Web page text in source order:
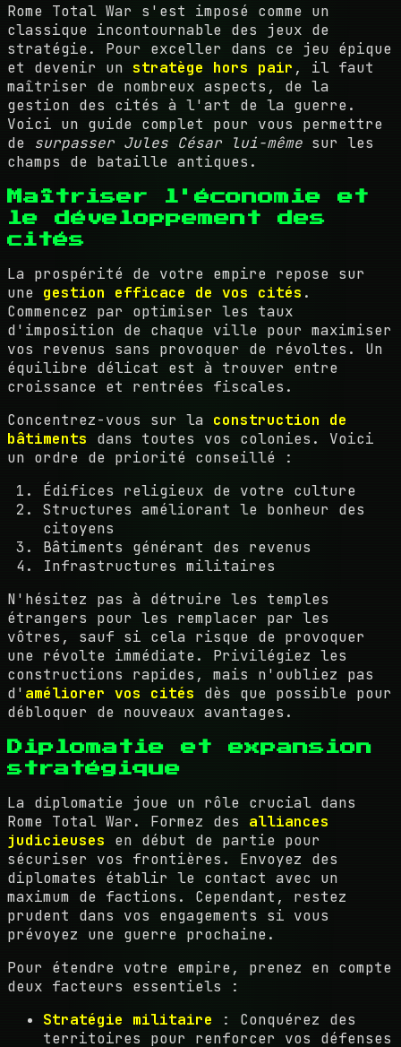
Rome Total War s'est imposé comme un
classique incontournable des jeux de
stratégie. Pour exceller dans ce jeu épique
et devenir un stratège hors pair , il faut
maîtriser de nombreux aspects, de la
gestion des cités à l'art de la guerre.
Voici un guide complet pour vous permettre
de surpasser Jules César lui-même sur les
champs de bataille antiques.
Maîtriser l'économie et
le développement des
cités
La prospérité de votre empire repose sur
une gestion efficace de vos cités .
Commencez par optimiser les taux
d'imposition de chaque ville pour maximiser
vos revenus sans provoquer de révoltes. Un
équilibre délicat est à trouver entre
croissance et rentrées fiscales.
Concentrez-vous sur la construction de
bâtiments dans toutes vos colonies. Voici
un ordre de priorité conseillé :
Édifices religieux de votre culture
Structures améliorant le bonheur des
citoyens
Bâtiments générant des revenus
Infrastructures militaires
N'hésitez pas à détruire les temples
étrangers pour les remplacer par les
vôtres, sauf si cela risque de provoquer
une révolte immédiate. Privilégiez les
constructions rapides, mais n'oubliez pas
d' améliorer vos cités dès que possible pour
débloquer de nouveaux avantages.
Diplomatie et expansion
stratégique
La diplomatie joue un rôle crucial dans
Rome Total War. Formez des alliances
judicieuses en début de partie pour
sécuriser vos frontières. Envoyez des
diplomates établir le contact avec un
maximum de factions. Cependant, restez
prudent dans vos engagements si vous
prévoyez une guerre prochaine.
Pour étendre votre empire, prenez en compte
deux facteurs essentiels :
Stratégie militaire : Conquérez des
territoires pour renforcer vos défenses